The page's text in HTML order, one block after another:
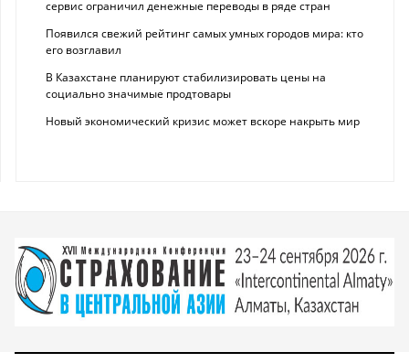
сервис ограничил денежные переводы в ряде стран
Появился свежий рейтинг самых умных городов мира: кто
его возглавил
В Казахстане планируют стабилизировать цены на
социально значимые продтовары
Новый экономический кризис может вскоре накрыть мир